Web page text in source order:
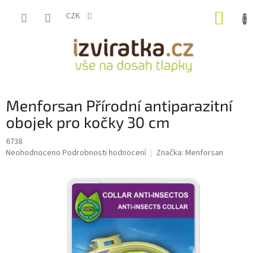
CZK
Menforsan Přírodní antiparazitní
obojek pro kočky 30 cm
6738
Průměrné
Neohodnoceno Podrobnosti hodnocení Značka: Menforsan